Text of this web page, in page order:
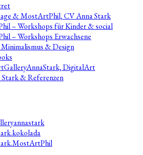
& MostArtPhil, CV Anna Stark
– Workshops für Kinder & social
– Workshops Erwachsene
Minimalismus & Design
DigitalArt
& Referenzen